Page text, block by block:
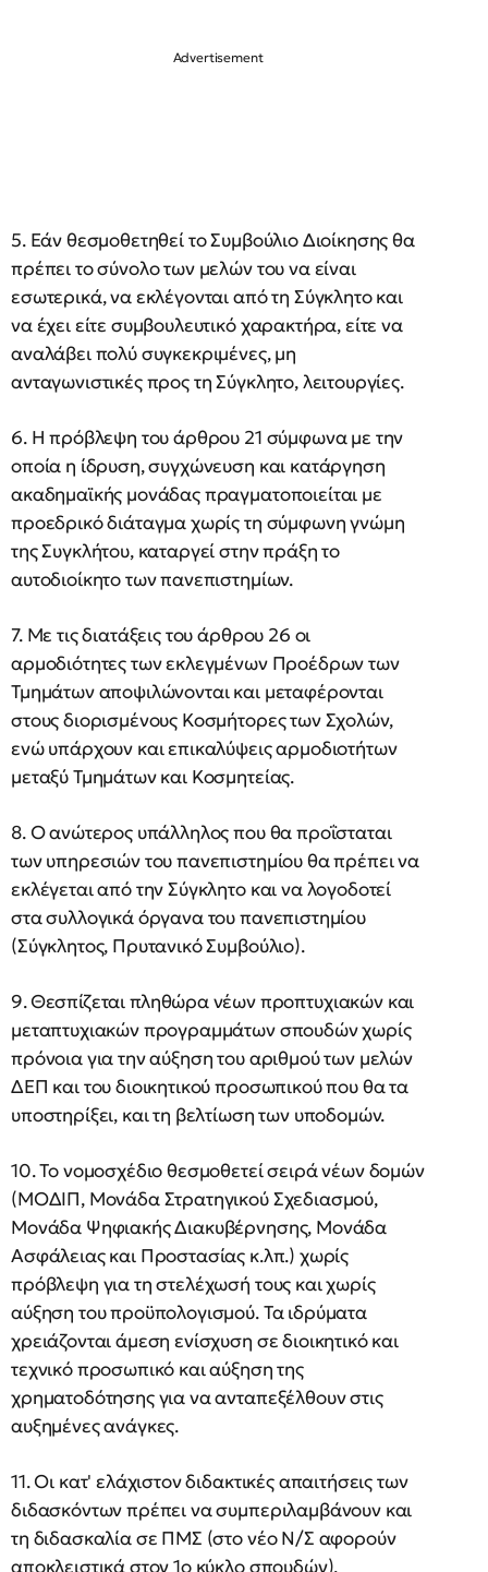
5. Εάν θεσμοθετηθεί το Συμβούλιο Διοίκησης θα
πρέπει το σύνολο των μελών του να είναι
εσωτερικά, να εκλέγονται από τη Σύγκλητο και
να έχει είτε συμβουλευτικό χαρακτήρα, είτε να
αναλάβει πολύ συγκεκριμένες, μη
ανταγωνιστικές προς τη Σύγκλητο, λειτουργίες.
6. Η πρόβλεψη του άρθρου 21 σύμφωνα με την
οποία η ίδρυση, συγχώνευση και κατάργηση
ακαδημαϊκής μονάδας πραγματοποιείται με
προεδρικό διάταγμα χωρίς τη σύμφωνη γνώμη
της Συγκλήτου, καταργεί στην πράξη το
αυτοδιοίκητο των πανεπιστημίων.
7. Με τις διατάξεις του άρθρου 26 οι
αρμοδιότητες των εκλεγμένων Προέδρων των
Τμημάτων αποψιλώνονται και μεταφέρονται
στους διορισμένους Κοσμήτορες των Σχολών,
ενώ υπάρχουν και επικαλύψεις αρμοδιοτήτων
μεταξύ Τμημάτων και Κοσμητείας.
8. O ανώτερος υπάλληλος που θα προΐσταται
των υπηρεσιών του πανεπιστημίου θα πρέπει να
εκλέγεται από την Σύγκλητο και να λογοδοτεί
στα συλλογικά όργανα του πανεπιστημίου
(Σύγκλητος, Πρυτανικό Συμβούλιο).
9. Θεσπίζεται πληθώρα νέων προπτυχιακών και
μεταπτυχιακών προγραμμάτων σπουδών χωρίς
πρόνοια για την αύξηση του αριθμού των μελών
ΔΕΠ και του διοικητικού προσωπικού που θα τα
υποστηρίξει, και τη βελτίωση των υποδομών.
10. Το νομοσχέδιο θεσμοθετεί σειρά νέων δομών
(ΜΟΔΙΠ, Μονάδα Στρατηγικού Σχεδιασμού,
Μονάδα Ψηφιακής Διακυβέρνησης, Μονάδα
Ασφάλειας και Προστασίας κ.λπ.) χωρίς
πρόβλεψη για τη στελέχωσή τους και χωρίς
αύξηση του προϋπολογισμού. Τα ιδρύματα
χρειάζονται άμεση ενίσχυση σε διοικητικό και
τεχνικό προσωπικό και αύξηση της
χρηματοδότησης για να ανταπεξέλθουν στις
αυξημένες ανάγκες.
11. Οι κατ' ελάχιστον διδακτικές απαιτήσεις των
διδασκόντων πρέπει να συμπεριλαμβάνουν και
τη διδασκαλία σε ΠΜΣ (στο νέο Ν/Σ αφορούν
αποκλειστικά στον 1ο κύκλο σπουδών).